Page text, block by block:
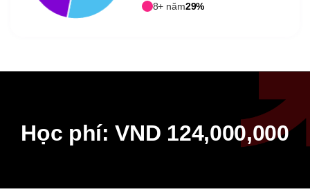
8+ năm29%
Học phí: VND 124,000,000